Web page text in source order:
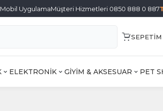
Mobil UygulamaMüşteri Hizmetleri 0850 888 0 887
SEPETIM
ELEKTRONİK GİYİM & AKSESUAR PET